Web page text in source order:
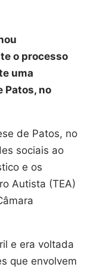
o processo
uma
Patos, no
de Patos, no
sociais ao
e os
Autista (TEA)
e era voltada
que envolvem